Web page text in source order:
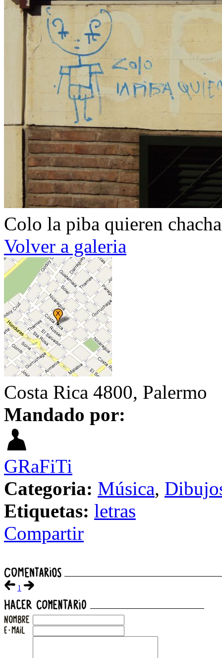
Colo la piba quieren
Volver a galeria
Costa Rica 4800, Palermo
Mandado por:
GRaFiTi
Categoria: Música,
Etiquetas: letras
Compartir
1